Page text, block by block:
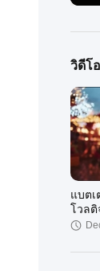
วิดีโ
แบตเ
โวลติ